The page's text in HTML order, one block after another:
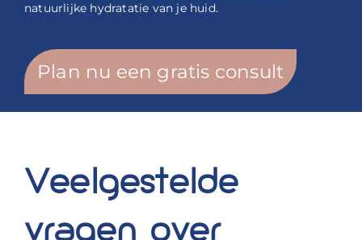
natuurlijke hydratatie van je huid.
Plan nu een gratis consult
Veelgestelde